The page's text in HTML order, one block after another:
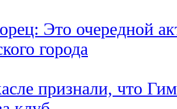
Это очередной
города
признали, что